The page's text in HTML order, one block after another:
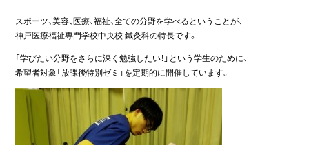
スポーツ、美容、医療、福祉、全ての分野を学べるということが、
神戸医療福祉専門学校中央校 鍼灸科の特長です。
「学びたい分野をさらに深く勉強したい！」という学生のために、
希望者対象「放課後特別ゼミ」を定期的に開催しています。